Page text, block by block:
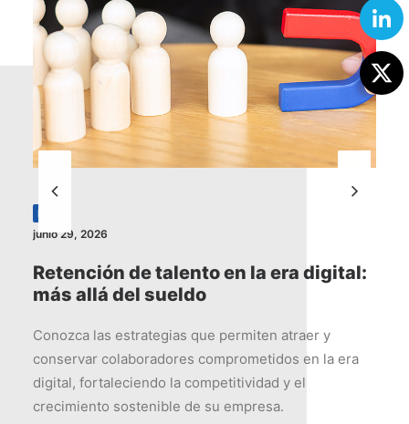
la era digital:
atraer y
en la era
y el
Estandarizar sin
que empoderan a tu
Descubre cómo crear procesos
impulsen la autonomía, el
crecimiento sostenible de tu equipo.